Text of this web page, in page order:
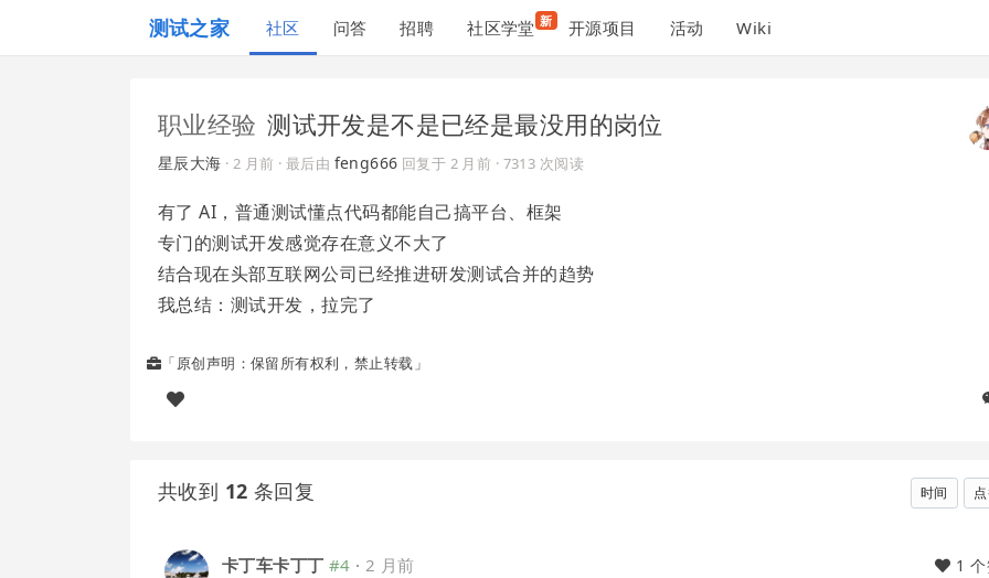
测试之家 社区 问答 招聘 社区学堂 新 开源项目 活动 Wiki
职业经验 测试开发是不是已经是最没用的岗位
星辰大海 · 2 月前 · 最后由 feng666 回复于 2 月前 · 7313 次阅读
有了 AI，普通测试懂点代码都能自己搞平台、框架
专门的测试开发感觉存在意义不大了
结合现在头部互联网公司已经推进研发测试合并的趋势
我总结：测试开发，拉完了
「原创声明：保留所有权利，禁止转载」
共收到 12 条回复 时间
卡丁车卡丁丁 #4 ·2 月前 1